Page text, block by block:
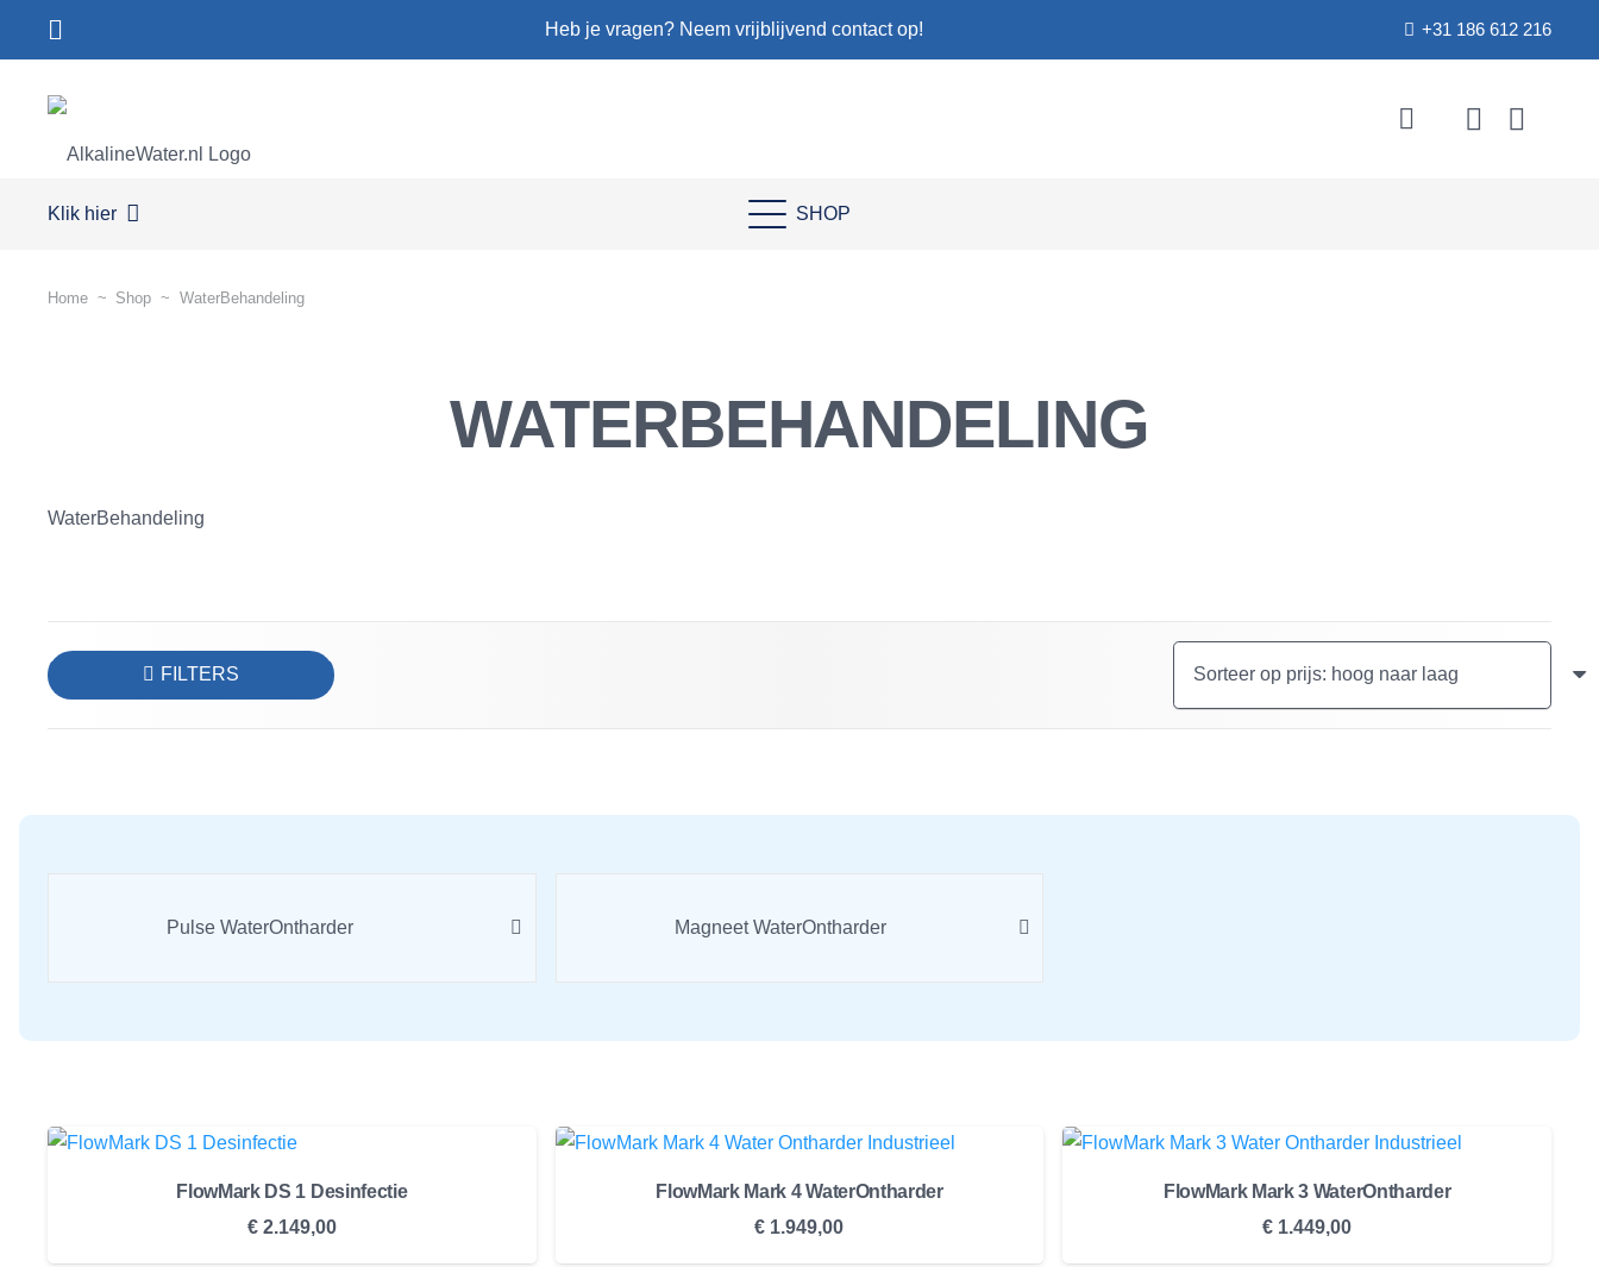
Heb je vragen? Neem vrijblijvend contact op! +31 186 612 216
Klik hier SHOP
Home ~ Shop ~ WaterBehandeling
WATERBEHANDELING
WaterBehandeling
FILTERS
Pulse WaterOntharder Magneet WaterOntharder
FlowMark DS 1 Desinfectie
€2.149,00
FlowMark Mark 4 WaterOntharder
€ 1.949,00
FlowMark Mark 3 WaterOntharder
€ 1.449,00